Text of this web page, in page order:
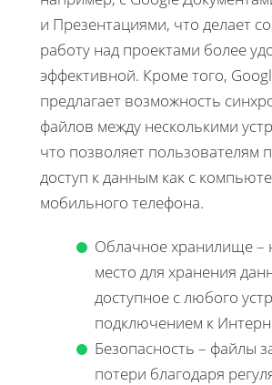
и Презентациями, что делает
работу над проектами более
эффективной. Кроме того,
предлагает возможность
файлов между несколькими
что позволяет пользователям
доступ к данным как с
мобильного телефона.
Облачное хранилище –
место для хранения
доступное с любого
подключением к
Безопасность – файлы
потери благодаря